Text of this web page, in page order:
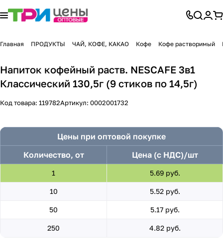
Главная ПРОДУКТЫ ЧАЙ, КОФЕ, КАКАО Кофе Кофе растворимый
Напиток кофейный раств. NESCAFE 3в1
Классический 130,5г (9 стиков по 14,5г)
Код товара: 119782Артикул: 0002001732
Цены при оптовой покупке
Количество, от
Цена (с НДС)/шт
1 5.69 руб.
10 5.52 руб.
50 5.17 руб.
250 4.82 руб.